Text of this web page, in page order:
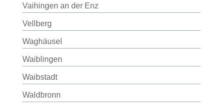
Vaihingen an der Enz
Vellberg
Waghäusel
Waiblingen
Waibstadt
Waldbronn